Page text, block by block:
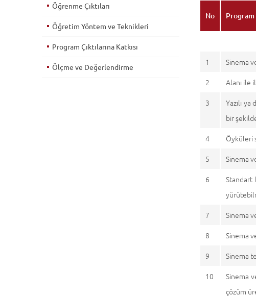
No
1
Sinema
2
Alanı ile
3
Yazılı
bir
4 Öyküleri
5
Sinema
6
Standart
7 Sinema
8
Sinema
9
Sinema
10
Sinema
çözüm
Öğrenme Çıktıları
Öğretim Yöntem ve Teknikleri
Program Çıktılarına Katkısı
Ölçme ve Değerlendirme